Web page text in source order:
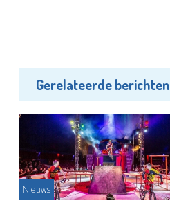
Gerelateerde berichten
Nieuws